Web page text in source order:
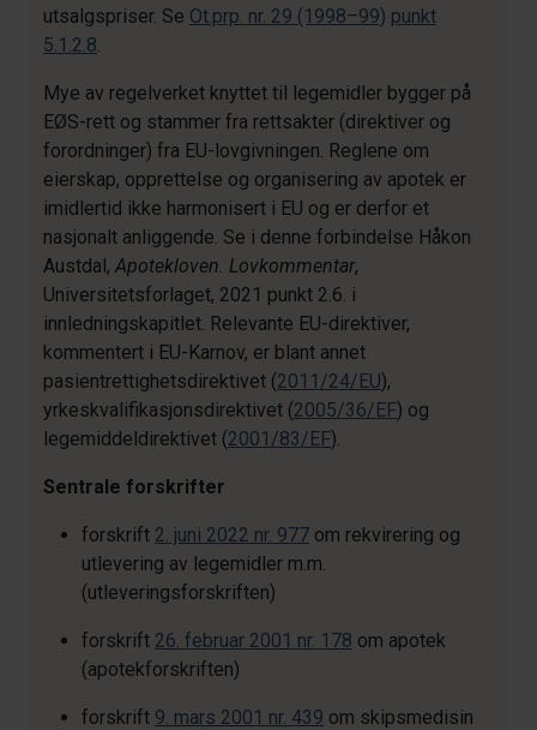
utsalgspriser. Se Ot.prp. nr. 29 (1998–99) punkt
5.1.2.8.
Mye av regelverket knyttet til legemidler bygger på
EØS-rett og stammer fra rettsakter (direktiver og
forordninger) fra EU-lovgivningen. Reglene om
eierskap, opprettelse og organisering av apotek er
imidlertid ikke harmonisert i EU og er derfor et
nasjonalt anliggende. Se i denne forbindelse Håkon
Austdal, Apotekloven. Lovkommentar,
Universitetsforlaget, 2021 punkt 2.6. i
innledningskapitlet. Relevante EU-direktiver,
kommentert i EU-Karnov, er blant annet
pasientrettighetsdirektivet (2011/24/EU),
yrkeskvalifikasjonsdirektivet (2005/36/EF) og
legemiddeldirektivet (2001/83/EF).
Sentrale forskrifter
forskrift 2. juni 2022 nr. 977 om rekvirering og
utlevering av legemidler m.m.
(utleveringsforskriften)
forskrift 26. februar 2001 nr. 178 om apotek
(apotekforskriften)
forskrift 9. mars 2001 nr. 439 om skipsmedisin